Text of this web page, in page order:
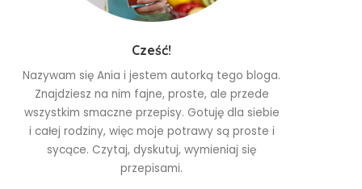
Cześć!
Nazywam się Ania i jestem autorką tego bloga.
Znajdziesz na nim fajne, proste, ale przede
wszystkim smaczne przepisy. Gotuję dla siebie
i całej rodziny, więc moje potrawy są proste i
sycące. Czytaj, dyskutuj, wymieniaj się
przepisami.